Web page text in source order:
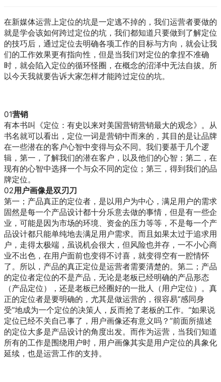
在新媒体运营上定位的坑是一定逃不掉的，我们运营者要做的
就是学会该如何跨过定位的坑，我们都知道只要做到了解定位
的技巧后，通过定位去明确各项工作的目标与方向，就会让我
们的工作效果更有指向性，但是当我们对定位的拿捏不准确
时，就会陷入定位的循环怪圈，在概念的沼泽中无法自拔。所
以今天我就要告诉大家怎样才能跨过定位的坑。
01营销
有本书叫《定位：有史以来对美国营销营销最大的观念》。从
书名就可以看出，定位一词是营销中而来的，其目的是让品牌
在一些潜在的客户心智中变得与众不同。我们要基于几个逻
辑，第一，了解我们的潜在客户，以及他们的心智；第二，在
现有的心智中选择一个与众不同的定位；第三，得到我们的品
牌定位。
02用户画像是双刃刀
第一；产品真正的定位者，是以用户为中心，满足用户的需求
固然是每一个产品设计都十分乐意去做的事情，但是有一些企
业，可能是因为市场的环境、资金的压力等等，不是每一个产
品设计都只能单纯地去满足用户需求。而且如果太过于追求用
户，走得太极端，虽说机会很大，但风险也并存，一不小心商
业不出色，在用户面前也变得不讨喜，就变得空有一腔情怀
了。所以，产品的真正定位是运营者需要清楚的。第二；产品
的定位者定位的不是产品，无论是老板已经明确的产品形态
（产品定位），还是老板已经圈好的一批人（用户定位）。真
正的定位者是要明确的，尤其是做运营的，很容易“感同身
受”地成为一个定位的决策人，反而抢了老板的工作。“如果说
定位已经不关自己事了，用户画像还有意义吗？”前面所描述
的定位大多是产品设计的角度出发。而作为运营，当我们知道
所有的工作是围绕用户时，用户画像其实是用户定位的具象化
延续，也是运营工作的支持。